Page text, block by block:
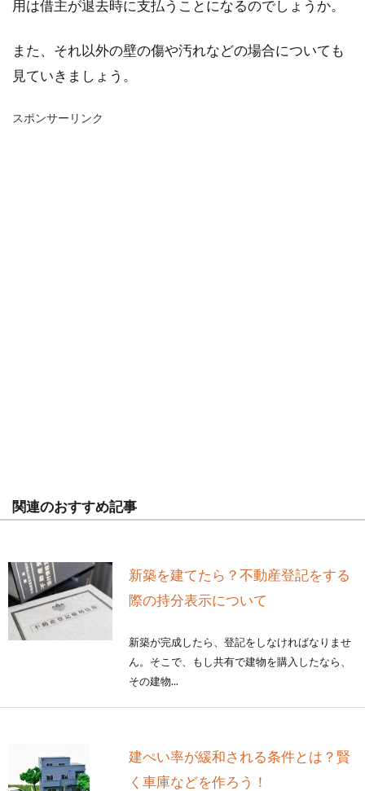
用は借主が退去時に支払うことになるのでしょうか。
また、それ以外の壁の傷や汚れなどの場合についても
見ていきましょう。
スポンサーリンク
関連のおすすめ記事
新築を建てたら？不動産登記をする
際の持分表示について
新築が完成したら、登記をしなければなりませ
ん。そこで、もし共有で建物を購入したなら、
その建物...
建ぺい率が緩和される条件とは？賢
く車庫などを作ろう！